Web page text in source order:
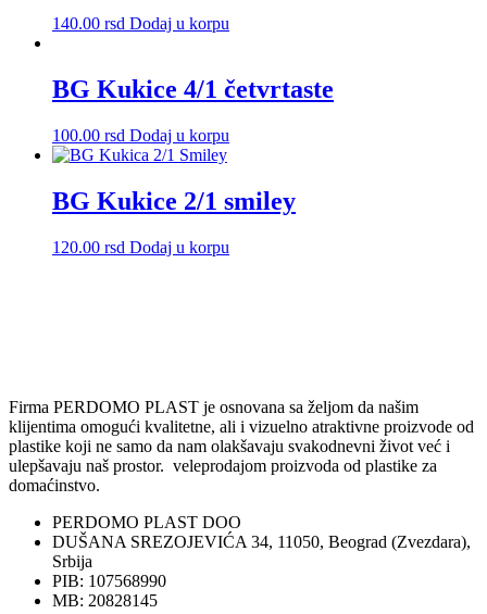
na
stranici
140.00 rsd Dodaj u korpu
BG Kukice 4/1 četvrtaste
100.00 rsd Dodaj u korpu
BG Kukice 2/1 smiley
120.00 rsd Dodaj u korpu
Firma PERDOMO PLAST je osnovana sa željom da našim
klijentima omogući kvalitetne, ali i vizuelno atraktivne proizvode od
plastike koji ne samo da nam olakšavaju svakodnevni život već i
ulepšavaju naš prostor. veleprodajom proizvoda od plastike za
domaćinstvo.
PERDOMO PLAST DOO
DUŠANA SREZOJEVIĆA 34, 11050, Beograd (Zvezdara),
Srbija
PIB: 107568990
MB: 20828145